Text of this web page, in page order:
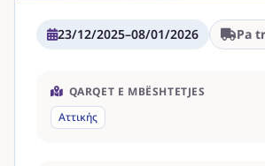
23/12/2025–08/01/2026 Pa
QARQET E MBËSHTETJES
Αττικής